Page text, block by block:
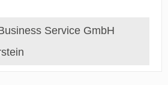
Service GmbH